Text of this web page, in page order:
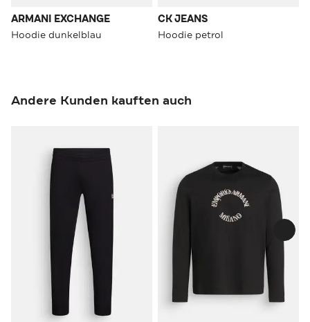
ARMANI EXCHANGE
Hoodie dunkelblau
CK JEANS
Hoodie petrol
Andere Kunden kauften auch